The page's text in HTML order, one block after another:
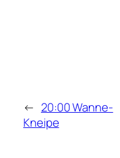
← 20:00 Wanne-
Kneipe